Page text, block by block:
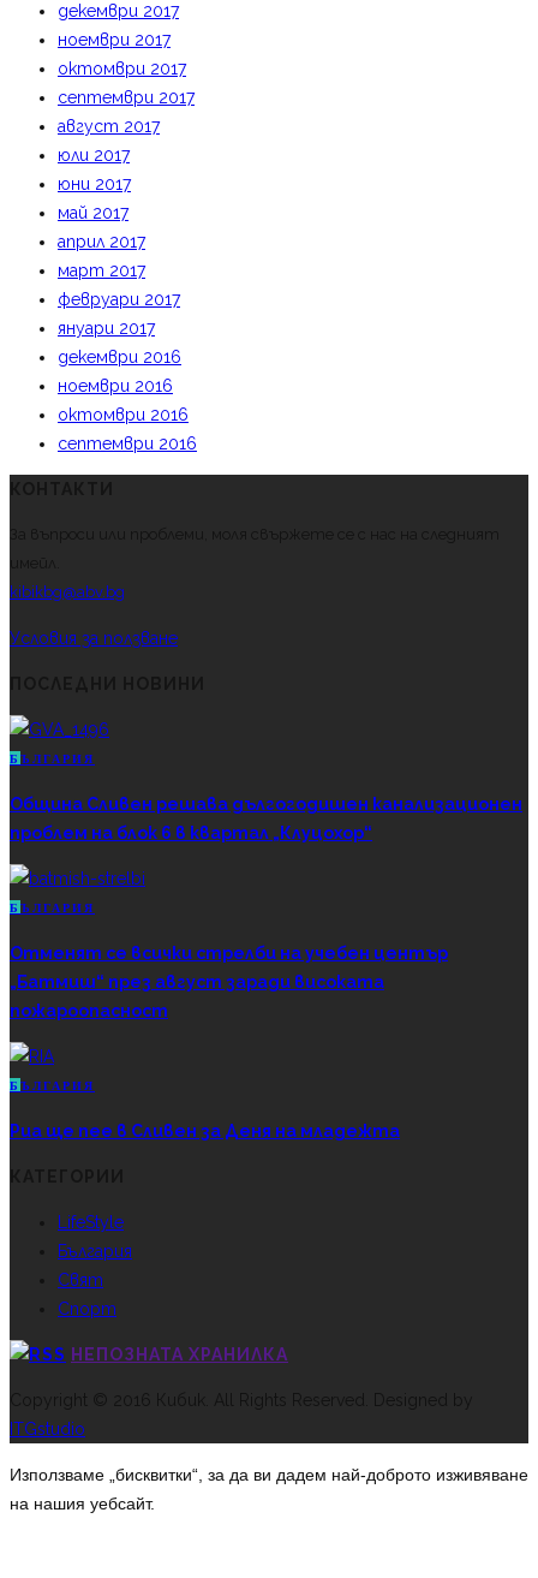
декември 2017
ноември 2017
октомври 2017
септември 2017
август 2017
юли 2017
юни 2017
май 2017
април 2017
март 2017
февруари 2017
януари 2017
декември 2016
ноември 2016
октомври 2016
септември 2016
За въпроси или проблеми, моля свържете се с нас на следният
имейл.
kibikbg@abv.bg
Условия за ползване
Б ЪЛГАРИЯ
Община Сливен решава дългогодишен канализационен
проблем на блок 6 в квартал „Клуцохор“
Б ЪЛГАРИЯ
Отменят се всички стрелби на учебен център
„Батмиш“ през август заради високата
пожароопасност
Б ЪЛГАРИЯ
Риа ще пее в Сливен за Деня на младежта
LifeStyle
България
Свят
Спорт
НЕПОЗНАТА ХРАНИЛКА
Copyright © 2016 Кибик. All Rights Reserved. Designed by
ITGstudio
Използваме „бисквитки“, за да ви дадем най-доброто изживяване
на нашия уебсайт.